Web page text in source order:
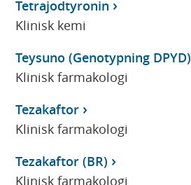
Tetrajodtyronin
Klinisk kemi
Teysuno (Genotypning DPYD)
Klinisk farmakologi
Tezakaftor
Klinisk farmakologi
Tezakaftor (BR)
Klinisk farmakologi